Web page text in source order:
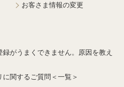
お客さま情報の変更
がうまくできません。原因を教え
関するご質問＜一覧＞